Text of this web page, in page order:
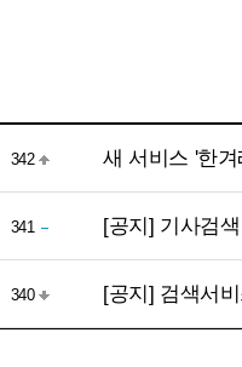
342 새 서비스 '한
341 [공지] 기사검
340 [공지] 검색서